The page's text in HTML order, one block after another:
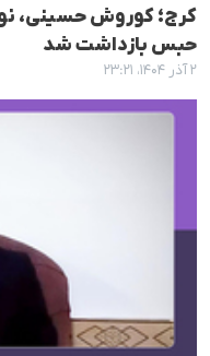
کرج؛ کوروش حسینی،
حبس بازداشت شد
۲ آذر ۱۴۰۴، ۲۳:۲۱